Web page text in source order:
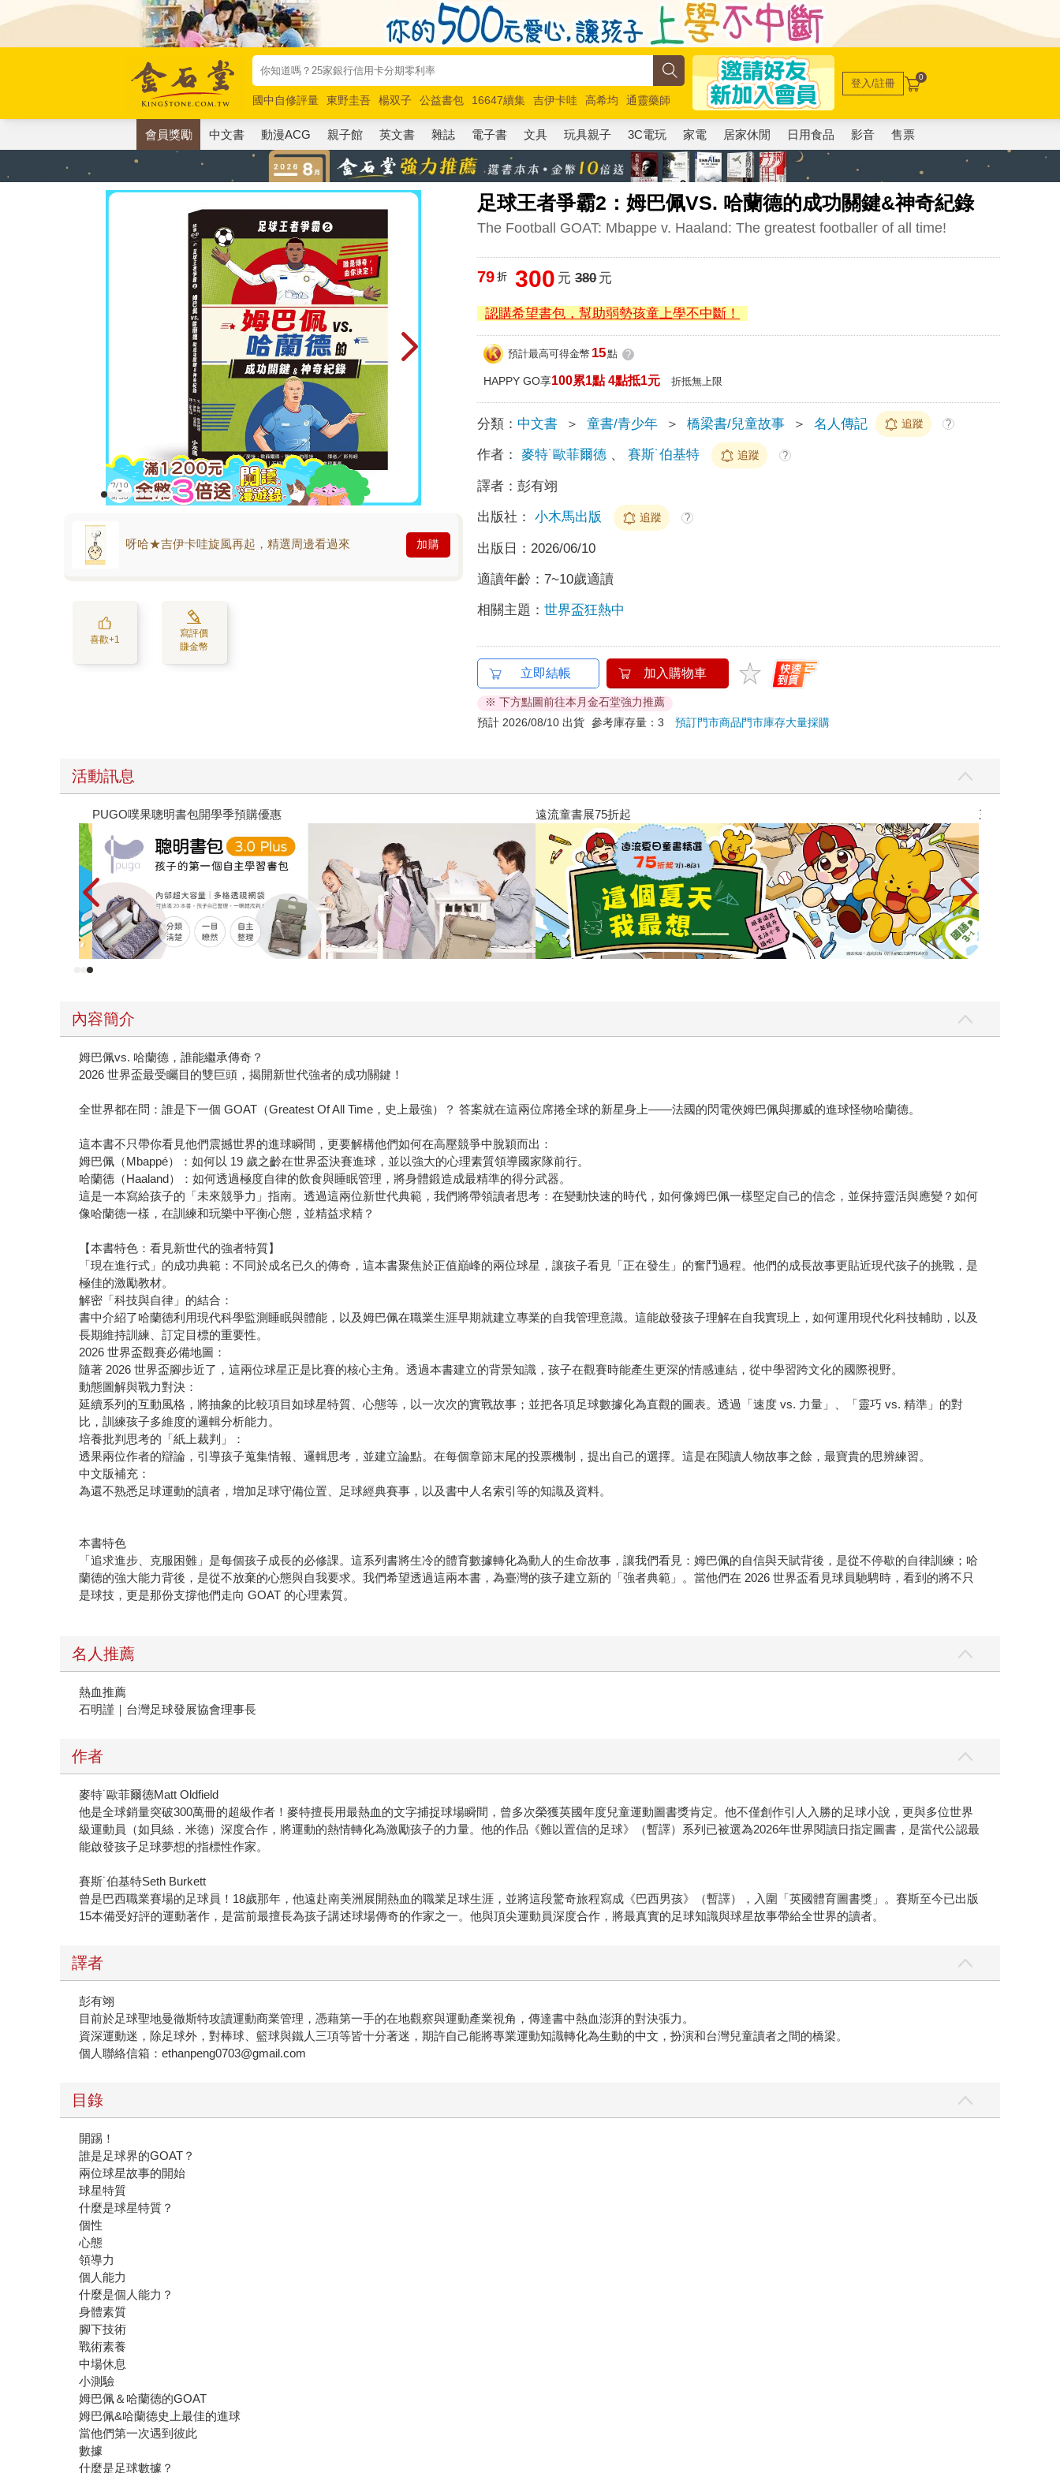
國中自修評量 東野圭吾 楊双子 公益書包 16647續集 吉伊卡哇 高希均
通靈藥師
唯紅花綻放
奧德賽 路邊攤新作 馬斯克 玩具總動員5 超慢跑
登入/註冊 0
會員獎勵 中文書 動漫ACG 親子館 英文書 雜誌 電子書 文具 玩具親子 3C電玩 家電 居家休閒 日用食品 影音 售票
足球王者爭霸2：姆巴佩VS. 哈蘭德的成功關鍵&神奇紀錄
The Football GOAT: Mbappe v. Haaland: The greatest footballer of all time!
呀哈★吉伊卡哇旋風再起，精選周邊看過來 加購
喜歡+1
寫評價
賺金幣
79 折 300 元 380元
認購希望書包，幫助弱勢孩童上學不中斷！
預計最高可得金幣 15點 ?
HAPPY GO享100累1點 4點抵1元 折抵無上限
分類： 中文書 ＞ 童書/青少年 ＞ 橋梁書/兒童故事 ＞ 名人傳記 追蹤 ?
作者： 麥特˙歐菲爾德 、賽斯˙伯基特 追蹤 ?
譯者：彭有翊
出版社： 小木馬出版 追蹤 ?
出版日： 2026/06/10
適讀年齡：7~10歲適讀
相關主題：世界盃狂熱中
立即結帳 加入購物車
※ 下方點圖前往本月金石堂強力推薦
預計 2026/08/10 出貨 參考庫存量：3預訂門市商品門市庫存大量採購
活動訊息
遠流童書展75折起 三采童書滿額送防水袋
內容簡介
姆巴佩vs. 哈蘭德，誰能繼承傳奇？
2026 世界盃最受矚目的雙巨頭，揭開新世代強者的成功關鍵！
全世界都在問：誰是下一個 GOAT（Greatest Of All Time，史上最強）？ 答案就在這兩位席捲全球的新星身上——法國的閃電俠姆巴佩與挪威的進球怪物哈蘭德。
這本書不只帶你看見他們震撼世界的進球瞬間，更要解構他們如何在高壓競爭中脫穎而出：
姆巴佩（Mbappé）：如何以 19 歲之齡在世界盃決賽進球，並以強大的心理素質領導國家隊前行。
哈蘭德（Haaland）：如何透過極度自律的飲食與睡眠管理，將身體鍛造成最精準的得分武器。
這是一本寫給孩子的「未來競爭力」指南。透過這兩位新世代典範，我們將帶領讀者思考：在變動快速的時代，如何像姆巴佩一樣堅定自己的信念，並保持靈活與應變？如何
像哈蘭德一樣，在訓練和玩樂中平衡心態，並精益求精？
【本書特色：看見新世代的強者特質】
「現在進行式」的成功典範：不同於成名已久的傳奇，這本書聚焦於正值巔峰的兩位球星，讓孩子看見「正在發生」的奮鬥過程。他們的成長故事更貼近現代孩子的挑戰，是
極佳的激勵教材。
解密「科技與自律」的結合：
書中介紹了哈蘭德利用現代科學監測睡眠與體能，以及姆巴佩在職業生涯早期就建立專業的自我管理意識。這能啟發孩子理解在自我實現上，如何運用現代化科技輔助，以及
長期維持訓練、訂定目標的重要性。
2026 世界盃觀賽必備地圖：
隨著 2026 世界盃腳步近了，這兩位球星正是比賽的核心主角。透過本書建立的背景知識，孩子在觀賽時能產生更深的情感連結，從中學習跨文化的國際視野。
動態圖解與戰力對決：
延續系列的互動風格，將抽象的比較項目如球星特質、心態等，以一次次的實戰故事；並把各項足球數據化為直觀的圖表。透過「速度 vs. 力量」、「靈巧 vs. 精準」的對
比，訓練孩子多維度的邏輯分析能力。
培養批判思考的「紙上裁判」：
透果兩位作者的辯論，引導孩子蒐集情報、邏輯思考，並建立論點。在每個章節末尾的投票機制，提出自己的選擇。這是在閱讀人物故事之餘，最寶貴的思辨練習。
中文版補充：
為還不熟悉足球運動的讀者，增加足球守備位置、足球經典賽事，以及書中人名索引等的知識及資料。
本書特色
「追求進步、克服困難」是每個孩子成長的必修課。這系列書將生冷的體育數據轉化為動人的生命故事，讓我們看見：姆巴佩的自信與天賦背後，是從不停歇的自律訓練；哈
蘭德的強大能力背後，是從不放棄的心態與自我要求。我們希望透過這兩本書，為臺灣的孩子建立新的「強者典範」。當他們在 2026 世界盃看見球員馳騁時，看到的將不只
是球技，更是那份支撐他們走向 GOAT 的心理素質。
名人推薦
熱血推薦
石明謹｜台灣足球發展協會理事長
作者
麥特˙歐菲爾德Matt Oldfield
他是全球銷量突破300萬冊的超級作者！麥特擅長用最熱血的文字捕捉球場瞬間，曾多次榮獲英國年度兒童運動圖書獎肯定。他不僅創作引人入勝的足球小說，更與多位世界
級運動員（如貝絲．米德）深度合作，將運動的熱情轉化為激勵孩子的力量。他的作品《難以置信的足球》（暫譯）系列已被選為2026年世界閱讀日指定圖書，是當代公認最
能啟發孩子足球夢想的指標性作家。
賽斯˙伯基特Seth Burkett
曾是巴西職業賽場的足球員！18歲那年，他遠赴南美洲展開熱血的職業足球生涯，並將這段驚奇旅程寫成《巴西男孩》（暫譯），入圍「英國體育圖書獎」。賽斯至今已出版
15本備受好評的運動著作，是當前最擅長為孩子講述球場傳奇的作家之一。他與頂尖運動員深度合作，將最真實的足球知識與球星故事帶給全世界的讀者。
譯者
彭有翊
目前於足球聖地曼徹斯特攻讀運動商業管理，憑藉第一手的在地觀察與運動產業視角，傳達書中熱血澎湃的對決張力。
資深運動迷，除足球外，對棒球、籃球與鐵人三項等皆十分著迷，期許自己能將專業運動知識轉化為生動的中文，扮演和台灣兒童讀者之間的橋梁。
個人聯絡信箱：ethanpeng0703@gmail.com
目錄
開踢！
誰是足球界的GOAT？
兩位球星故事的開始
球星特質
什麼是球星特質？
個性
心態
領導力
個人能力
什麼是個人能力？
身體素質
腳下技術
戰術素養
中場休息
小測驗
姆巴佩＆哈蘭德的GOAT
姆巴佩&哈蘭德史上最佳的進球
當他們第一次遇到彼此
數據
什麼是足球數據？